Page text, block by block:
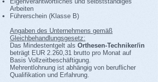
Arbeiten
Führerschein (Klasse B)
Angaben des Unternehmens gemäß
Gleichbehandlungsgesetz:
Das Mindestentgelt als Orthesen-Techniker/in
beträgt EUR 2.260,31 brutto pro Monat auf
Basis Vollzeitbeschäftigung.
Mehrentlohnung ist abhängig von beruflicher
Qualifikation und Erfahrung.